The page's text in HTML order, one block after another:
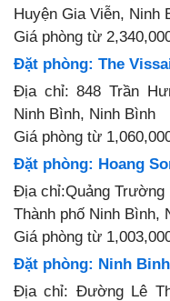
Huyện Gia Viễn, Ninh
Giá phòng từ
Đặt phòng: The
Địa chỉ: 848 Trần
Ninh Bình, Ninh Bình
Giá phòng từ
Đặt phòng: Hoang
Địa chỉ:Quảng Trường
Thành phố Ninh Bình,
Giá phòng từ
Đặt phòng: Ninh
Địa chỉ: Đường Lê